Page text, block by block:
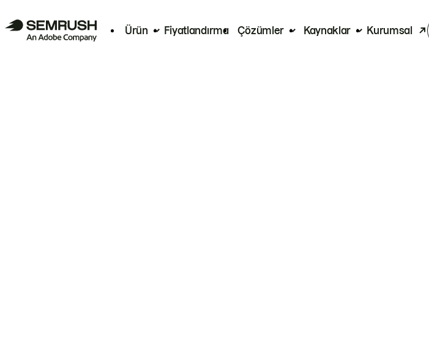
Ürün Fiyatlandırma Çözümler Kaynaklar Kurumsal